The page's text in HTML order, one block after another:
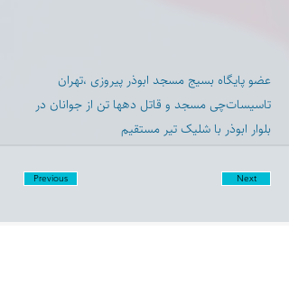
عضو پایگاه بسیج مسجد ابوذر پیروزی ⁧‫،تهران‬⁩
‏تاسیسات‌چی مسجد و قاتل دهها تن از جوانان در
بلوار ابوذر با شلیک تیر مستقیم
Previous Next